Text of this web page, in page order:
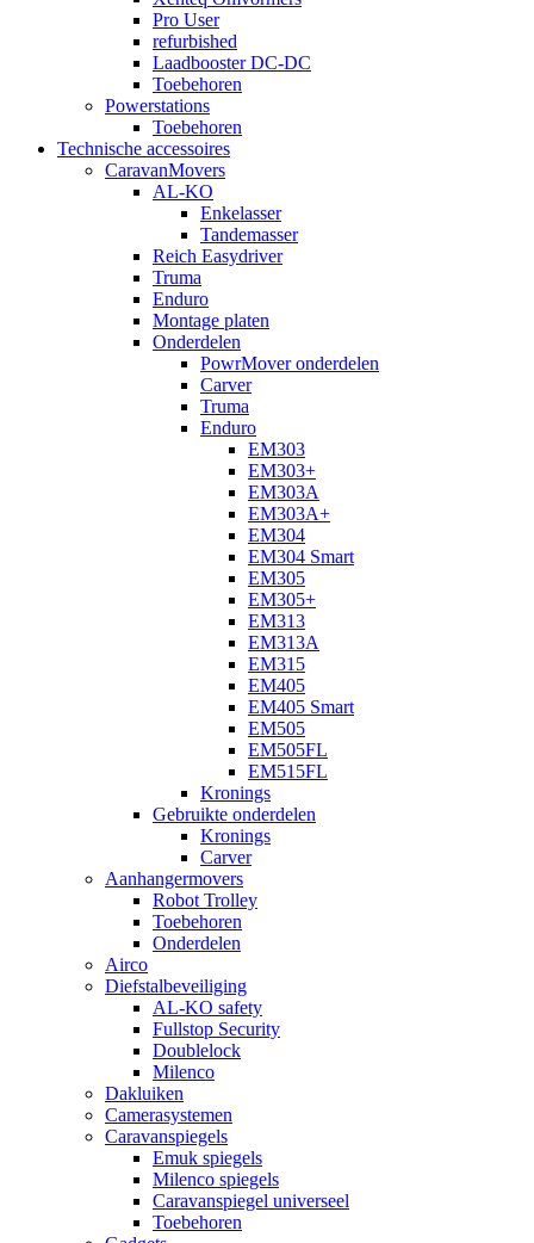
Pro User
refurbished
Laadbooster DC-DC
Toebehoren
Powerstations
Toebehoren
Technische accessoires
CaravanMovers
AL-KO
Enkelasser
Tandemasser
Reich Easydriver
Truma
Enduro
Montage platen
Onderdelen
PowrMover onderdelen
Carver
Truma
Enduro
EM303
EM303+
EM303A
EM303A+
EM304
EM304 Smart
EM305
EM305+
EM313
EM313A
EM315
EM405
EM405 Smart
EM505
EM505FL
EM515FL
Kronings
Gebruikte onderdelen
Kronings
Carver
Aanhangermovers
Robot Trolley
Toebehoren
Onderdelen
Airco
Diefstalbeveiliging
AL-KO safety
Fullstop Security
Doublelock
Milenco
Dakluiken
Camerasystemen
Caravanspiegels
Emuk spiegels
Milenco spiegels
Caravanspiegel universeel
Toebehoren